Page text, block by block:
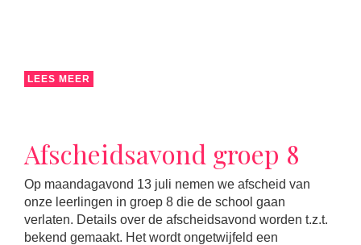
LEES MEER
Afscheidsavond groep 8
Op maandagavond 13 juli nemen we afscheid van
onze leerlingen in groep 8 die de school gaan
verlaten. Details over de afscheidsavond worden t.z.t.
bekend gemaakt. Het wordt ongetwijfeld een